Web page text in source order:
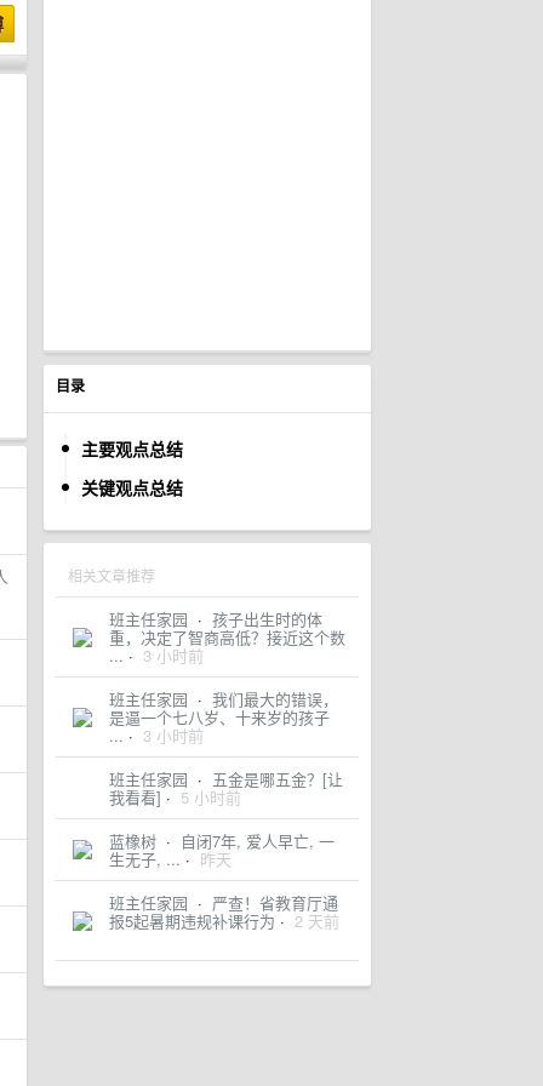
目录
主要观点总结
关键观点总结
相关文章推荐
班主任家园 · 孩子出生时的体
重，决定了智商高低？接近这个数
... · 3 小时前
班主任家园 · 我们最大的错误，
是逼一个七八岁、十来岁的孩子
... · 3 小时前
班主任家园 · 五金是哪五金？[让
我看看] · 5 小时前
蓝橡树 · 自闭7年, 爱人早亡, 一
生无子, ... · 昨天
班主任家园 · 严查！省教育厅通
报5起暑期违规补课行为 · 2 天前